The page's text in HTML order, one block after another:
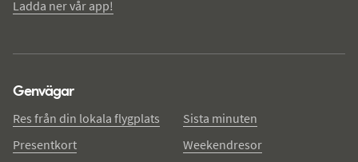
Ladda ner vår app!
Genvägar
Res från din lokala flygplats
Presentkort
Sista minuten
Weekendresor